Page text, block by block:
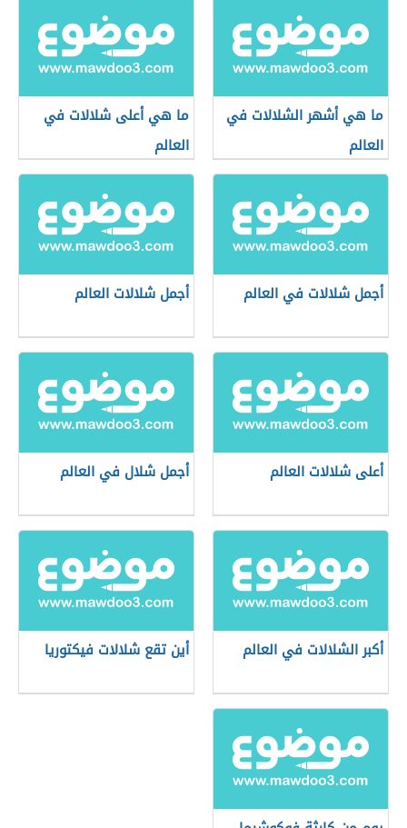
ما هي أشهر الشلالات في
العالم
ما هي أعلى شلالات في
العالم
أجمل شلالات في العالم أجمل شلالات العالم
أعلى شلالات العالم أجمل شلال في العالم
أكبر الشلالات في العالم أين تقع شلالات فيكتوريا